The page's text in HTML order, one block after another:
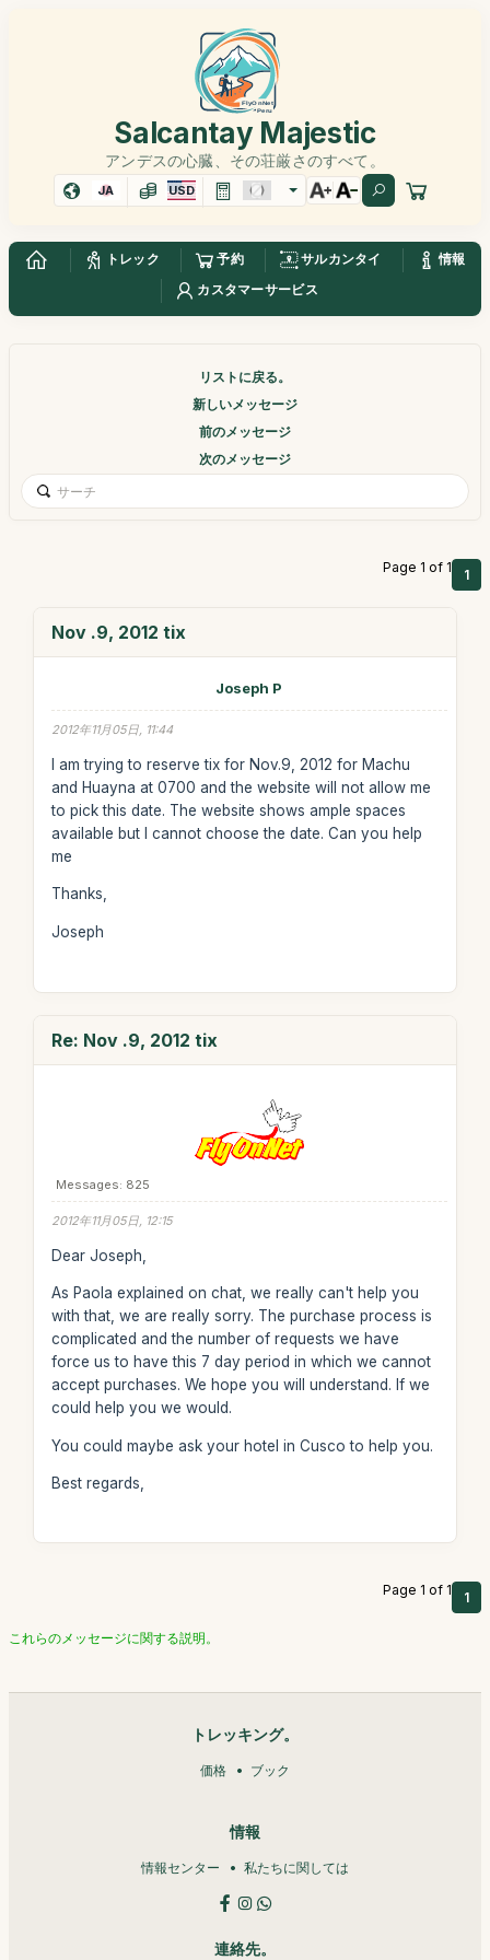
Salcantay Majestic
アンデスの心臓、その荘厳さのすべて。
JA USD
トレック 予約 サルカンタイ
情報
カスタマーサービス
リストに戻る。
新しいメッセージ
前のメッセージ
次のメッセージ
Page 1 of 1 1
Nov .9, 2012 tix
Joseph P
2012年11月05日, 11:44
I am trying to reserve tix for Nov.9, 2012 for Machu
and Huayna at 0700 and the website will not allow me
to pick this date. The website shows ample spaces
available but I cannot choose the date. Can you help
me
Thanks,
Joseph
Re: Nov .9, 2012 tix
Messages: 825
2012年11月05日, 12:15
Dear Joseph,
As Paola explained on chat, we really can't help you
with that, we are really sorry. The purchase process is
complicated and the number of requests we have
force us to have this 7 day period in which we cannot
accept purchases. We hope you will understand. If we
could help you we would.
You could maybe ask your hotel in Cusco to help you.
Best regards,
Page 1 of 1 1
これらのメッセージに関する説明。
トレッキング。
価格 ブック
情報
情報センター 私たちに関しては
連絡先。